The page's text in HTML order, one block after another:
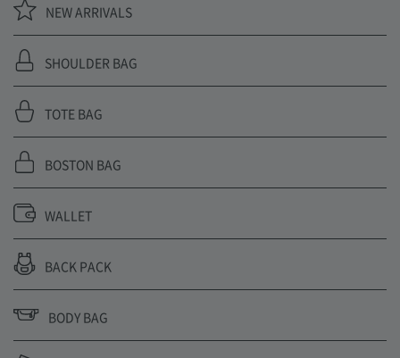
NEW ARRIVALS
SHOULDER BAG
TOTE BAG
BOSTON BAG
WALLET
BACK PACK
BODY BAG